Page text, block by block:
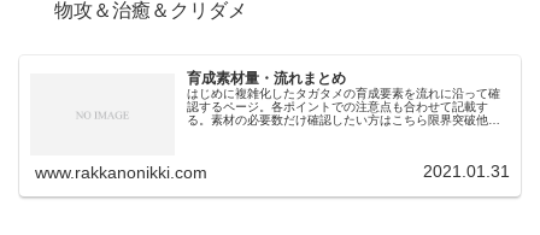
物攻＆治癒＆クリダメ
育成素材量・流れまとめ
はじめに複雑化したタガタメの育成要素を流れに沿って確
認するページ。各ポイントでの注意点も合わせて記載す
る。素材の必要数だけ確認したい方はこちら限界突破他の
www.rakkanonikki.com 2021.01.31